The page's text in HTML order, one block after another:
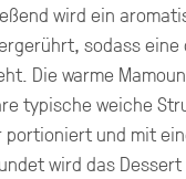
wird ein
sodass
Die warme
typische weiche
portioniert und mit
wird das